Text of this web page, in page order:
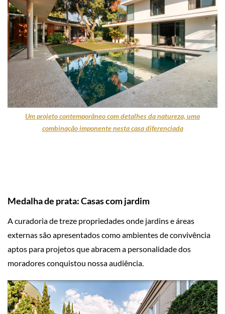
Um projeto contemporâneo com detalhes da natureza, uma
combinação imponente nesta casa diferenciada
Medalha de prata: Casas com jardim
A curadoria de treze propriedades onde jardins e áreas
externas são apresentados como ambientes de convivência
aptos para projetos que abracem a personalidade dos
moradores conquistou nossa audiência.